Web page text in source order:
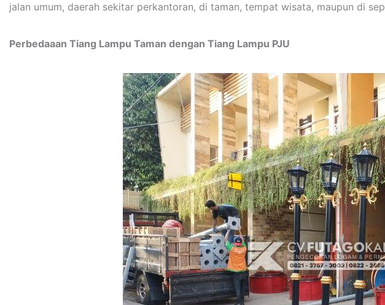
jalan umum, daerah sekitar perkantoran, di taman, tempat wisata, maupun di
Perbedaaan Tiang Lampu Taman dengan Tiang Lampu PJU